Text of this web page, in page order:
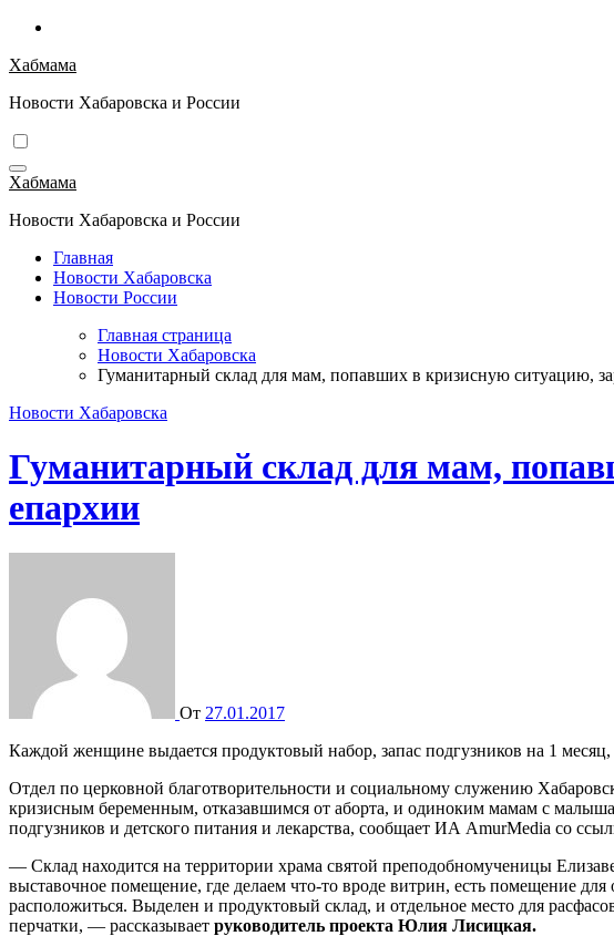
Перейти
содержимому
Хабмама
Новости Хабаровска и России
Хабмама
Новости Хабаровска и России
Главная
Новости Хабаровска
Новости России
Главная страница
Новости Хабаровска
Гуманитарный склад для мам, попавших в кризисную ситуацию,
Новости Хабаровска
Гуманитарный склад для мам,
епархии
От 27.01.2017
Каждой женщине выдается продуктовый набор, запас подгузников на 1
Отдел по церковной благотворительности и социальному служению
кризисным беременным, отказавшимся от аборта, и одиноким мамам с
подгузников и детского питания и лекарства, сообщает ИА AmurMedia со
— Склад находится на территории храма святой преподобномученицы
выставочное помещение, где делаем что-то вроде витрин, есть помещение
расположиться. Выделен и продуктовый склад, и отдельное место для
перчатки, — рассказывает руководитель проекта Юлия Лисицкая.